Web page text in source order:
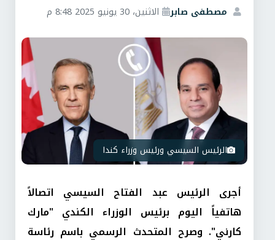
مصطفى صابر الاثنين، 30 يونيو 2025 8:48 م
الرئيس السيسي ورئيس وزراء كندا
أجرى الرئيس عبد الفتاح السيسي اتصالاً
هاتفياً اليوم برئيس الوزراء الكندي "مارك
كارني". وصرح المتحدث الرسمي باسم رئاسة